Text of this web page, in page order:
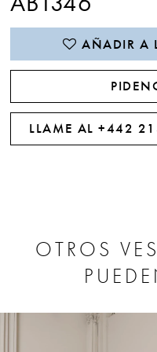
AÑADIR A
OTROS
AUTOPLAY
SLIDE
SLIDE
0